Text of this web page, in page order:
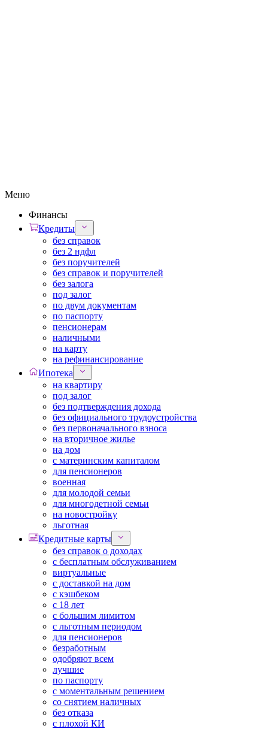
Меню
Финансы
Кредиты
без справок
без 2 ндфл
без поручителей
без справок и поручителей
без залога
под залог
по двум документам
по паспорту
пенсионерам
наличными
на карту
на рефинансирование
Ипотека
на квартиру
под залог
без подтверждения дохода
без официального трудоустройства
без первоначального взноса
на вторичное жилье
на дом
с материнским капиталом
для пенсионеров
военная
для молодой семьи
для многодетной семьи
на новостройку
льготная
Кредитные карты
без справок о доходах
с бесплатным обслуживанием
виртуальные
с доставкой на дом
с кэшбеком
с 18 лет
с большим лимитом
с льготным периодом
для пенсионеров
безработным
одобряют всем
лучшие
по паспорту
с моментальным решением
со снятием наличных
без отказа
с плохой КИ